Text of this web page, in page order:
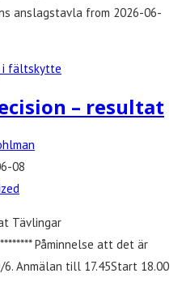
anslagstavla from 2026-06-
i fältskytte
– resultat
08
Tävlingar
Påminnelse att det är
Anmälan till 17.45Start 18.00